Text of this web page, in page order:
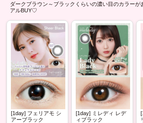
ダークブラウン～ブラックくらいの濃い目のカラーが
アルBUY♡
[1day] フェリアモ シ
アーブラック
[1day] ミレディ レデ
ィブラック